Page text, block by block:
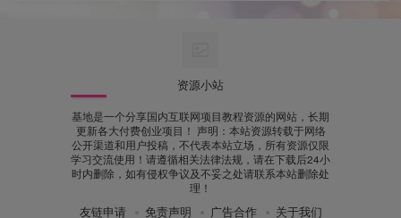
资源小站
基地是一个分享国内互联网项目教程资源的网站，长期
更新各大付费创业项目！ 声明：本站资源转载于网络
公开渠道和用户投稿，不代表本站立场，所有资源仅限
学习交流使用！请遵循相关法律法规，请在下载后24小
时内删除，如有侵权争议及不妥之处请联系本站删除处
理！
友链申请 免责声明 广告合作 关于我们